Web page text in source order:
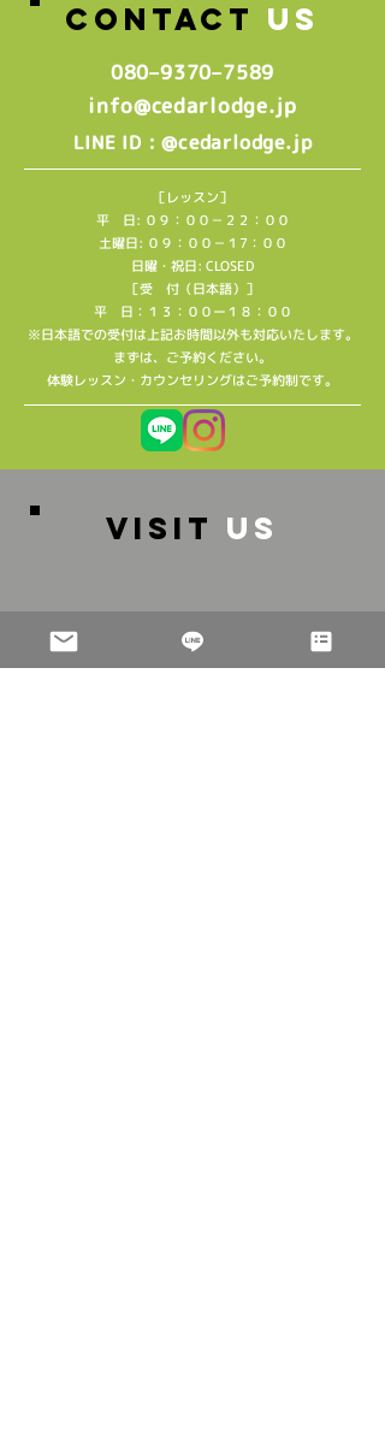
CONTACT US
080–9370–7589‬
info@cedarlodge.jp
LINE ID : @cedarlodge.jp
［レッスン］
平 日: ０９：００－２２：００
土曜日: ０９：００－１7：００
日曜・祝日: CLOSED
［受 付（日本語）］
平 日：１３：００ー１８：００
※日本語での受付は上記お時間以外も対応いたします。
​まずは、ご予約ください。
​体験レッスン・カウンセリングはご予約制です。
VISIT US